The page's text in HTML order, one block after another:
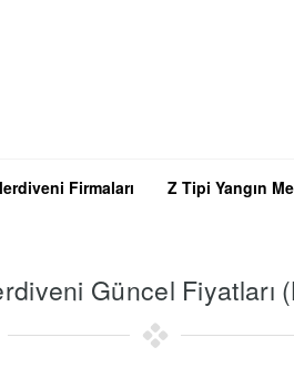
Firmaları Z Tipi Yangın
Güncel